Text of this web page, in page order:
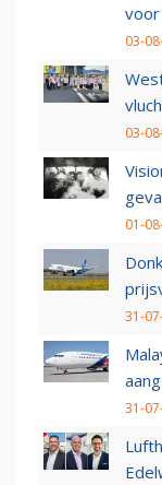
03-
03-
01-
31-
31-